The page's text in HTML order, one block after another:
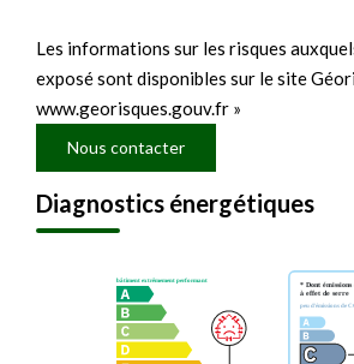
Les informations sur les risques
exposé sont disponibles sur le site
www.georisques.gouv.fr »
Nous contacter
Diagnostics énergétiques